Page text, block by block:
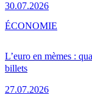
30.07.2026
L’euro en mèmes :
billets
27.07.2026
ÉCONOMIE